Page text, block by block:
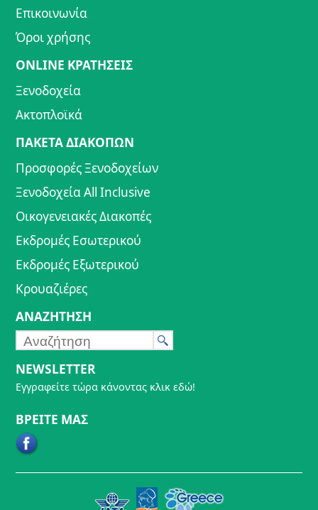
Επικοινωνία
Όροι χρήσης
ONLINE ΚΡΑΤΗΣΕΙΣ
Ξενοδοχεία
Ακτοπλοϊκά
ΠΑΚΕΤΑ ΔΙΑΚΟΠΩΝ
Προσφορές Ξενοδοχείων
Ξενοδοχεία All Inclusive
Οικογενειακές Διακοπές
Εκδρομές Εσωτερικού
Εκδρομές Εξωτερικού
Κρουαζιέρες
ΑΝΑΖΗΤΗΣΗ
NEWSLETTER
Εγγραφείτε τώρα κάνοντας κλικ εδώ!
ΒΡΕΙΤΕ ΜΑΣ